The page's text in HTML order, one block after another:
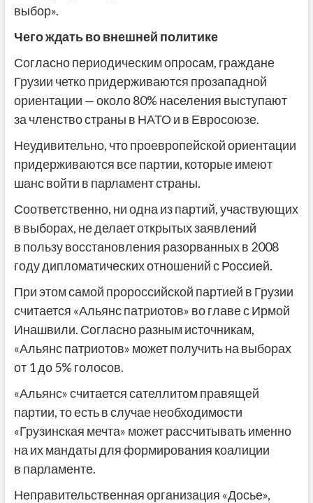
выбор».
Чего ждать вовнешней политике
Согласно периодическим опросам, граждане
Грузии четко придерживаются прозападной
ориентации — около 80% населения выступают
за членство страны в НАТО и в Евросоюзе.
Неудивительно, что проевропейской ориентации
придерживаются все партии, которые имеют
шанс войти в парламент страны.
Соответственно, ни одна из партий, участвующих
в выборах, не делает открытых заявлений
в пользу восстановления разорванных в 2008
году дипломатических отношений с Россией.
При этом самой пророссийской партией в Грузии
считается «Альянс патриотов» во главе с Ирмой
Инашвили. Согласно разным источникам,
«Альянс патриотов» может получить на выборах
от 1 до 5% голосов.
«Альянс» считается сателлитом правящей
партии, то есть в случае необходимости
«Грузинская мечта» может рассчитывать именно
на их мандаты для формирования коалиции
в парламенте.
Неправительственная организация «Досье»,